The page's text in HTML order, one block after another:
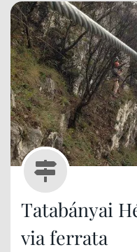
Tatabányai
via ferrata